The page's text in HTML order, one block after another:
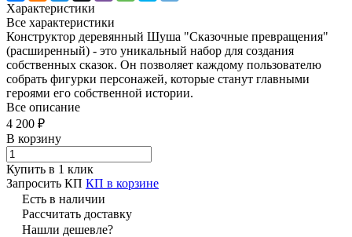
Характеристики
Все характеристики
Конструктор деревянный Шуша "Сказочные превращения"
(расширенный) - это уникальный набор для создания
собственных сказок. Он позволяет каждому пользователю
собрать фигурки персонажей, которые станут главными
героями его собственной истории.
Все описание
4 200 ₽
В корзину
Купить в 1 клик
Запросить КП КП в корзине
Есть в наличии
Рассчитать доставку
Нашли дешевле?